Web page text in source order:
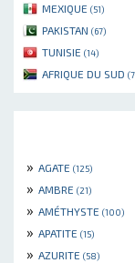
MEXIQUE (51)
PAKISTAN (67)
TUNISIE (14)
AFRIQUE DU SUD
» AGATE (125)
» AMBRE (21)
» AMÉTHYSTE (100)
» APATITE (15)
» AZURITE (58)